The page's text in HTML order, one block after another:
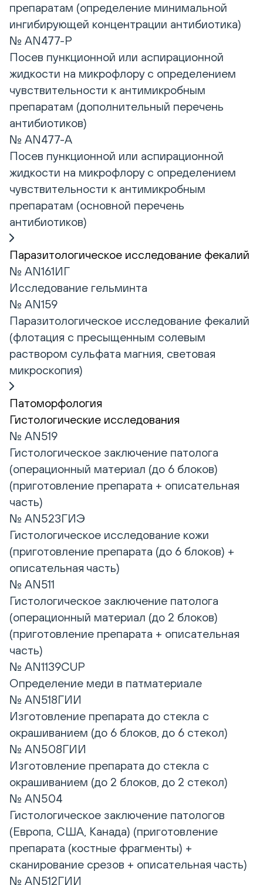
препаратам (определение минимальной
ингибирующей концентрации антибиотика)
№ AN477-P
Посев пункционной или аспирационной
жидкости на микрофлору с определением
чувствительности к антимикробным
препаратам (дополнительный перечень
антибиотиков)
№ AN477-A
Посев пункционной или аспирационной
жидкости на микрофлору с определением
чувствительности к антимикробным
препаратам (основной перечень
антибиотиков)
Паразитологическое исследование фекалий
№ AN161ИГ
Исследование гельминта
№ AN159
Паразитологическое исследование фекалий
(флотация с пресыщенным солевым
раствором сульфата магния, световая
микроскопия)
Патоморфология
Гистологические исследования
№ AN519
Гистологическое заключение патолога
(операционный материал (до 6 блоков)
(приготовление препарата + описательная
часть)
№ AN523ГИЭ
Гистологическое исследование кожи
(приготовление препарата (до 6 блоков) +
описательная часть)
№ AN511
Гистологическое заключение патолога
(операционный материал (до 2 блоков)
(приготовление препарата + описательная
часть)
№ AN1139CUP
Определение меди в патматериале
№ AN518ГИИ
Изготовление препарата до стекла с
окрашиванием (до 6 блоков, до 6 стекол)
№ AN508ГИИ
Изготовление препарата до стекла с
окрашиванием (до 2 блоков, до 2 стекол)
№ AN504
Гистологическое заключение патологов
(Европа, США, Канада) (приготовление
препарата (костные фрагменты) +
сканирование срезов + описательная часть)
№ AN512ГИИ